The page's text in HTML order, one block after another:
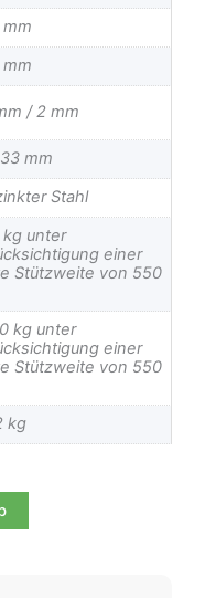
/ 2 mm
mm
Stahl
unter
einer
Stützweite von 550
kg unter
einer
Stützweite von 550
kg